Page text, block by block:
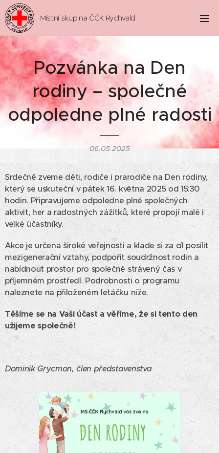
Místní skupina ČČK Rychvald
Pozvánka na Den
rodiny – společné
odpoledne plné radosti
06.05.2025
Srdečně zveme děti, rodiče i prarodiče na Den rodiny,
který se uskuteční v pátek 16. května 2025 od 15:30
hodin. Připravujeme odpoledne plné společných
aktivit, her a radostných zážitků, které propojí malé i
velké účastníky.
Akce je určena široké veřejnosti a klade si za cíl posílit
mezigenerační vztahy, podpořit soudržnost rodin a
nabídnout prostor pro společně strávený čas v
příjemném prostředí. Podrobnosti o programu
naleznete na přiloženém letáčku níže.
Těšíme se na Vaši účast a věříme, že si tento den
užijeme společně!
Dominik Grycmon, člen představenstva